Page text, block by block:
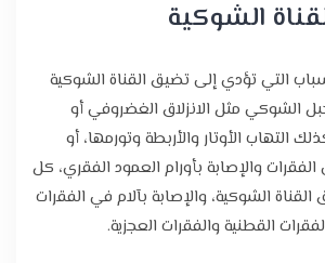
الشوكية
التي تؤدي إلى تضيق القناة الشوكية
الشوكي مثل الانزلاق الغضروفي أو
التهاب الأوتار والأربطة وتورمها، أو
والإصابة بأورام العمود الفقري، كل
الشوكية، والإصابة بآلام في الفقرات
القطنية والفقرات العجزية.